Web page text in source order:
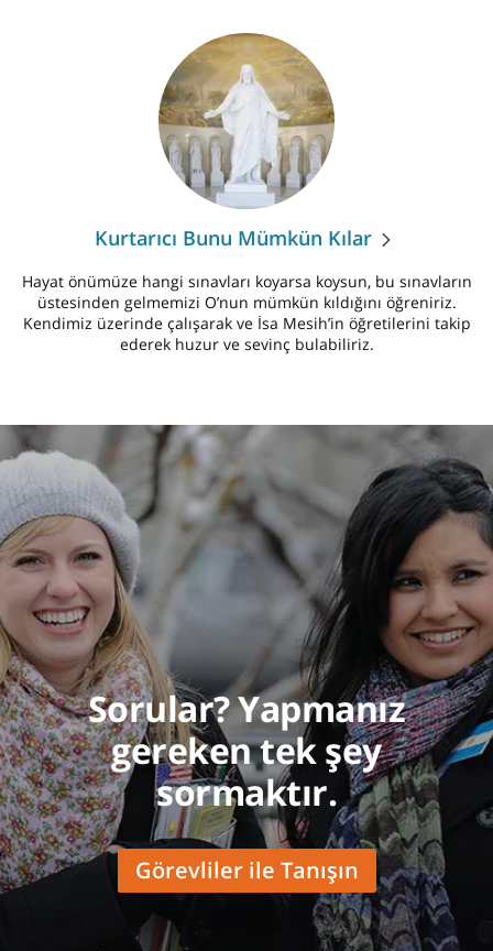
Kurtarıcı Bunu Mümkün Kılar
Hayat önümüze hangi sınavları koyarsa koysun, bu sınavların
üstesinden gelmemizi O’nun mümkün kıldığını öğreniriz.
Kendimiz üzerinde çalışarak ve İsa Mesih’in öğretilerini takip
ederek huzur ve sevinç bulabiliriz.
Sorular? Yapmanız
gereken tek şey
sormaktır.
Görevliler ile Tanışın